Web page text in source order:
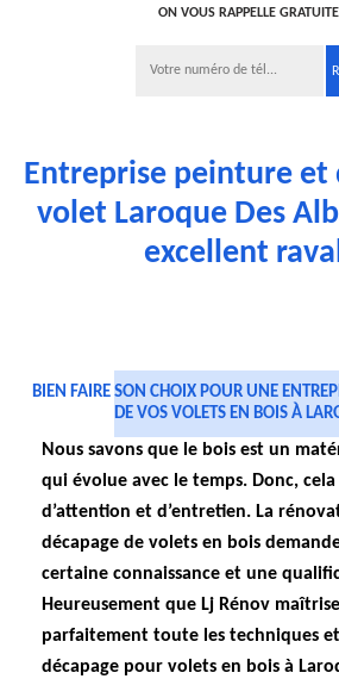
ON VOUS RAPPELLE
Entreprise peinture et
volet Laroque Des
excellent
BIEN FAIRE SON CHOIX POUR UNE
DE VOS VOLETS EN BOIS À
Nous savons que le bois est un
qui évolue avec le temps. Donc,
d’attention et d’entretien. La
décapage de volets en bois
certaine connaissance et une
Heureusement que Lj Rénov
parfaitement toute les techniques
décapage pour volets en bois à